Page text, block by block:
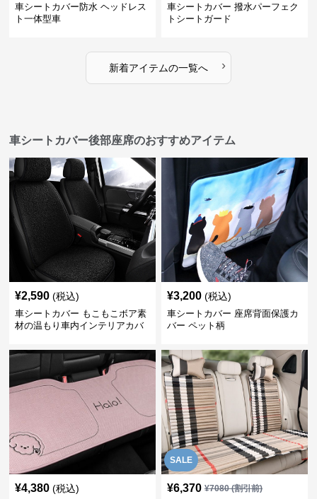
車シートカバー防水 ヘッドレス
ト一体型車
車シートカバー 撥水パーフェク
トシートガード
新着アイテムの一覧へ ›
車シートカバー後部座席のおすすめアイテム
¥2,590 (税込)
車シートカバー もこもこボア素
材の温もり車内インテリアカバ
¥3,200 (税込)
車シートカバー 座席背面保護カ
バー ペット柄
¥4,380 (税込)
SALE
¥6,370 ¥7080(割引前)